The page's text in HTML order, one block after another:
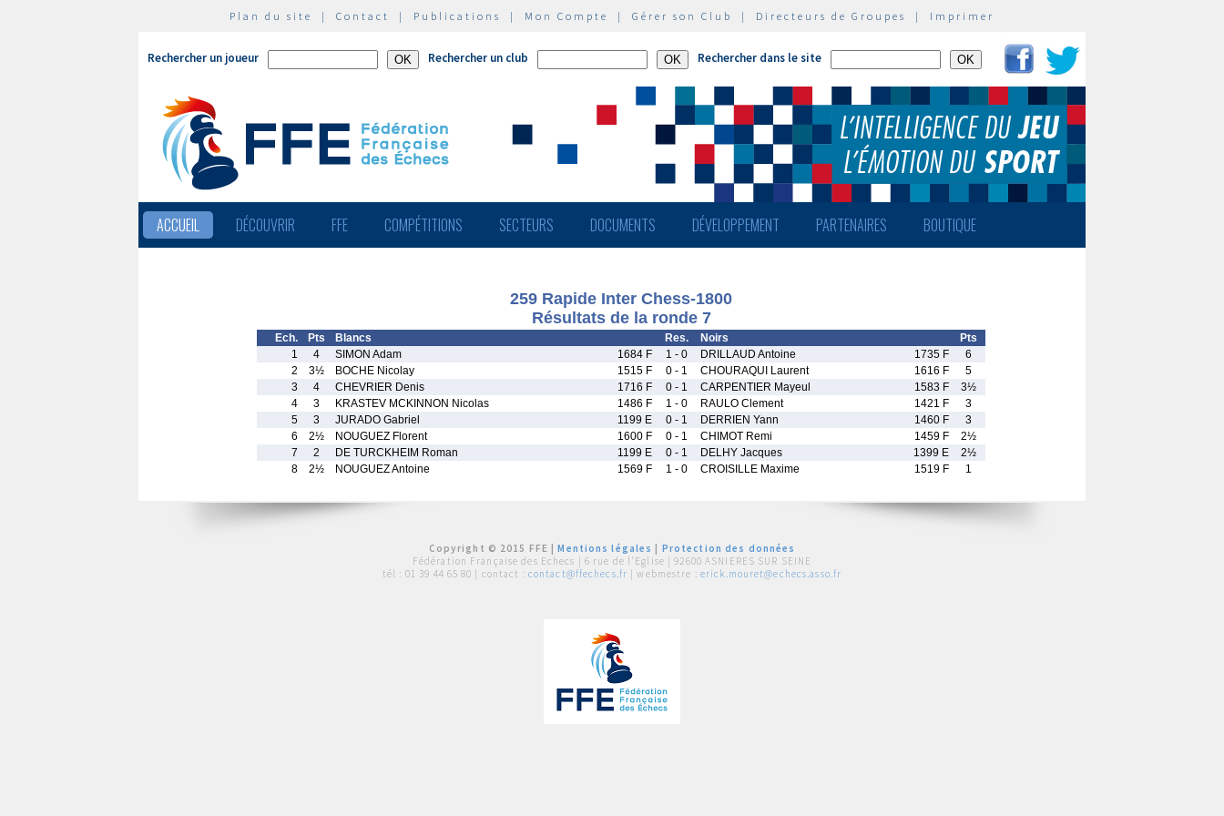
Plan du site | Contact | Publications | Mon Compte | Gérer son Club | Directeurs de Groupes | Imprimer
Rechercher un joueur Rechercher un club Rechercher dans le site
ACCUEIL DÉCOUVRIR FFE COMPÉTITIONS SECTEURS DOCUMENTS DÉVELOPPEMENT PARTENAIRES BOUTIQUE
259 Rapide Inter Chess-1800
Résultats de la ronde 7
Ech. Pts Blancs Res. Noirs
Pts
1
4 SIMON Adam 1684 F 1 - 0 DRILLAUD Antoine 1735 F
6
2
3½ BOCHE Nicolay 1515 F 0 - 1 CHOURAQUI Laurent 1616 F
5
3
4 CHEVRIER Denis 1716 F 0 - 1 CARPENTIER Mayeul 1583 F
3½
4
3 KRASTEV MCKINNON Nicolas 1486 F 1 - 0 RAULO Clement 1421 F
3
5
3 JURADO Gabriel 1199 E 0 - 1 DERRIEN Yann 1460 F
3
6
2½ NOUGUEZ Florent 1600 F 0 - 1 CHIMOT Remi 1459 F
2½
7
2 DE TURCKHEIM Roman 1199 E 0 - 1 DELHY Jacques 1399 E
2½
8
2½ NOUGUEZ Antoine 1569 F 1 - 0 CROISILLE Maxime 1519 F 1
Copyright © 2015 FFE |Mentions légales
Protection des données
Fédération Française des Echecs | 6 rue de l'Eglise | 92600 ASNIERES SUR SEINE
tél : 01 39 44 65 80 | contact : contact@ffechecs.fr | webmestre : erick.mouret@echecs.asso.fr